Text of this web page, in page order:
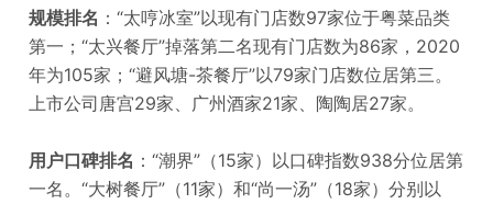
规模排名 ：“太哼冰室”以现有门店数97家位于粤菜品类
第一；“太兴餐厅”掉落第二名现有门店数为86家，2020
年为105家；“避风塘-茶餐厅”以79家门店数位居第三。
上市公司唐宫29家、广州酒家21家、陶陶居27家。
用户口碑排名 ：“潮界”（15家）以口碑指数938分位居第
一名。“大树餐厅”（11家）和“尚一汤”（18家）分别以